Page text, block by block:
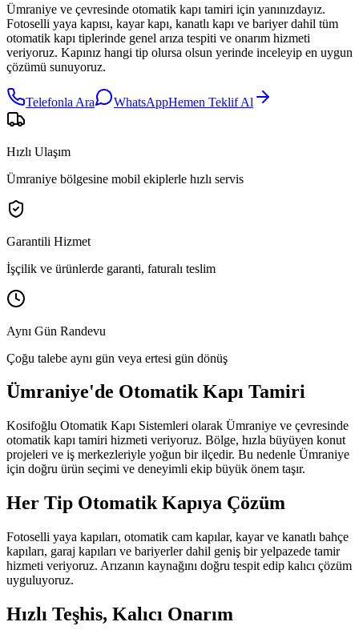
Ümraniye ve çevresinde otomatik kapı tamiri için yanınızdayız.
Fotoselli yaya kapısı, kayar kapı, kanatlı kapı ve bariyer dahil tüm
otomatik kapı tiplerinde genel arıza tespiti ve onarım hizmeti
veriyoruz. Kapınız hangi tip olursa olsun yerinde inceleyip en uygun
çözümü sunuyoruz.
Telefonla Ara WhatsAppHemen Teklif Al
Hızlı Ulaşım
Ümraniye bölgesine mobil ekiplerle hızlı servis
Garantili Hizmet
İşçilik ve ürünlerde garanti, faturalı teslim
Aynı Gün Randevu
Çoğu talebe aynı gün veya ertesi gün dönüş
Ümraniye'de Otomatik Kapı Tamiri
Kosifoğlu Otomatik Kapı Sistemleri olarak Ümraniye ve çevresinde
otomatik kapı tamiri hizmeti veriyoruz. Bölge, hızla büyüyen konut
projeleri ve iş merkezleriyle yoğun bir ilçedir. Bu nedenle Ümraniye
için doğru ürün seçimi ve deneyimli ekip büyük önem taşır.
Her Tip Otomatik Kapıya Çözüm
Fotoselli yaya kapıları, otomatik cam kapılar, kayar ve kanatlı bahçe
kapıları, garaj kapıları ve bariyerler dahil geniş bir yelpazede tamir
hizmeti veriyoruz. Arızanın kaynağını doğru tespit edip kalıcı çözüm
uyguluyoruz.
Hızlı Teşhis, Kalıcı Onarım